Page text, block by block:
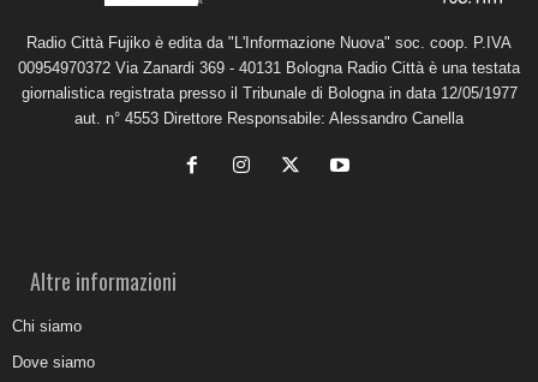
Radio Città Fujiko è edita da "L'Informazione Nuova" soc. coop. P.IVA
00954970372 Via Zanardi 369 - 40131 Bologna Radio Città è una testata
giornalistica registrata presso il Tribunale di Bologna in data 12/05/1977
aut. n° 4553 Direttore Responsabile: Alessandro Canella
Altre informazioni
Chi siamo
Dove siamo